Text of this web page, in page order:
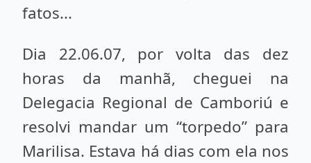
fatos...
Dia 22.06.07, por volta das dez
horas da manhã, cheguei na
Delegacia Regional de Camboriú e
resolvi mandar um “torpedo” para
Marilisa. Estava há dias com ela nos